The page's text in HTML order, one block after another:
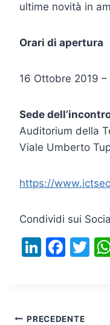
ultime novità in
Orari di apertura
16 Ottobre 2019
Sede
Auditorium della
Viale Umberto
https://
Condividi sui
Li F
T
PRECEDENTE